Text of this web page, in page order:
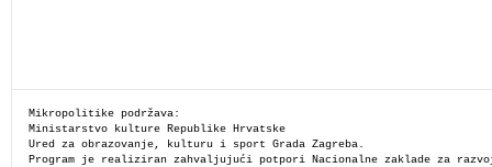
Mikropolitike podržava:
Ministarstvo kulture Republike Hrvatske
Ured za obrazovanje, kulturu i sport Grada Zagreba.
Program je realiziran zahvaljujući potpori Nacionalne zaklade za